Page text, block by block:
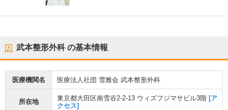
武本整形外科の基本情報
医療機関名 医療法人社団 雪雅会 武本整形外科
所在地 東京都大田区南雪谷2-2-13 ウィズフジマサビル3階 [ア
クセス]